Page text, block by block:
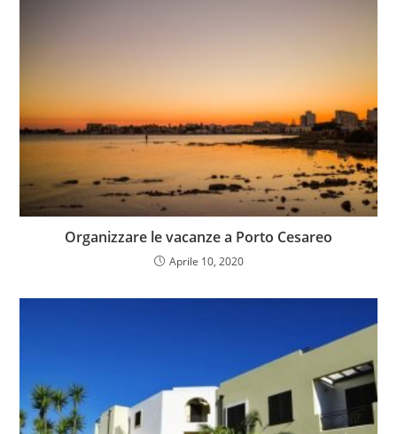
Organizzare le vacanze a Porto Cesareo
Aprile 10, 2020